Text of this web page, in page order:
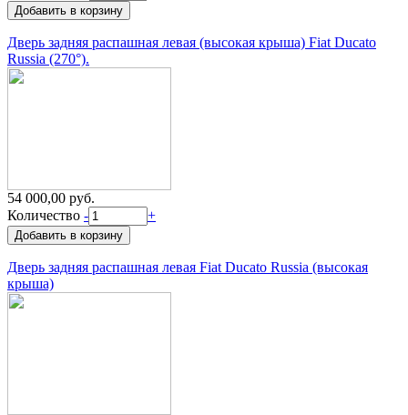
Дверь задняя распашная левая (высокая крыша) Fiat Ducato
Russia (270°).
54 000,00 руб.
Количество - +
Дверь задняя распашная левая Fiat Ducato Russia (высокая
крыша)